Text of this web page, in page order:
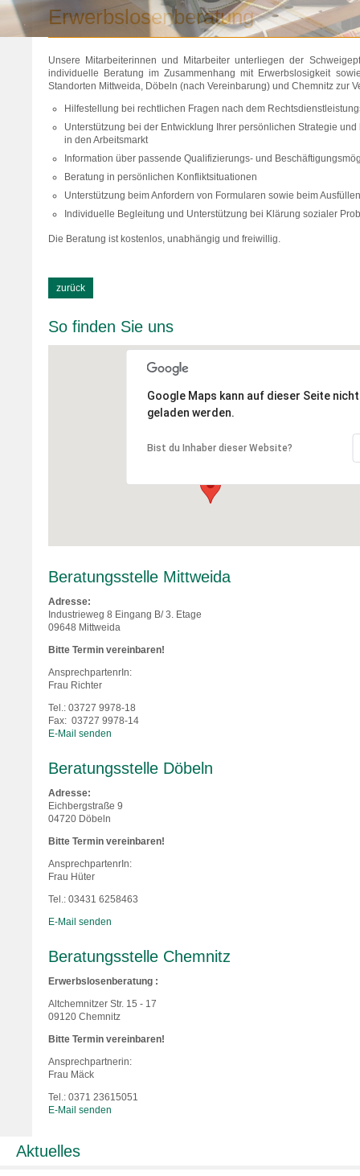
Erwerbslosenberatung
Unsere Mitarbeiterinnen und Mitarbeiter unterliegen der
individuelle Beratung im Zusammenhang mit Erwerbslosigkeit
Standorten Mittweida, Döbeln (nach Vereinbarung) und Chemnitz zur
Hilfestellung bei rechtlichen Fragen nach dem
Unterstützung bei der Entwicklung Ihrer persönlichen Strategie
in den Arbeitsmarkt
Information über passende Qualifizierungs- und
Beratung in persönlichen Konfliktsituationen
Unterstützung beim Anfordern von Formularen sowie beim
Individuelle Begleitung und Unterstützung bei Klärung sozialer
Die Beratung ist kostenlos, unabhängig und freiwillig.
zurück
So finden Sie uns
Google Maps kann auf dieser Seite
geladen werden.
Bist du Inhaber dieser Website?
Beratungsstelle Mittweida
Adresse:
Industrieweg 8 Eingang B/ 3. Etage
09648 Mittweida
Bitte Termin vereinbaren!
AnsprechpartenrIn:
Frau Richter
Tel.: 03727 9978-18
Fax: 03727 9978-14
E-Mail senden
Beratungsstelle Döbeln
Adresse:
Eichbergstraße 9
04720 Döbeln
Bitte Termin vereinbaren!
AnsprechpartenrIn:
Frau Hüter
Tel.: 03431 6258463
E-Mail senden
Beratungsstelle Chemnitz
Erwerbslosenberatung :
Altchemnitzer Str. 15 - 17
09120 Chemnitz
Bitte Termin vereinbaren!
Ansprechpartnerin:
Frau Mäck
Tel.: 0371 23615051
E-Mail senden
Aktuelles